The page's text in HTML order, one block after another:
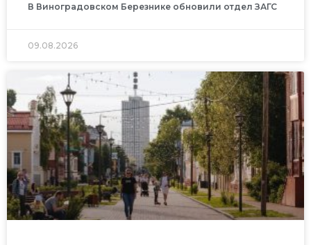
В Виноградовском Березнике обновили отдел ЗАГС
09.08.2026